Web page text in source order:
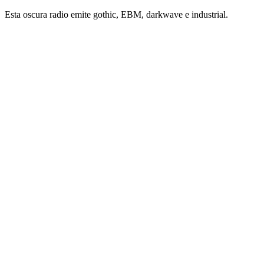
Esta oscura radio emite gothic, EBM, darkwave e industrial.